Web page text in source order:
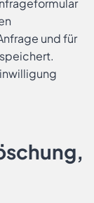
und für